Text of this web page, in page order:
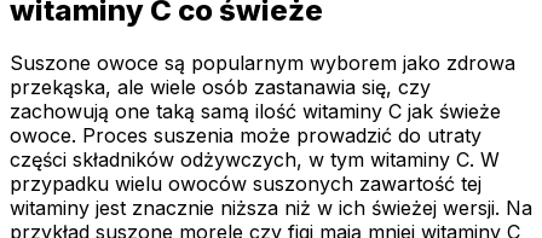
witaminy C co świeże
Suszone owoce są popularnym wyborem jako zdrowa
przekąska, ale wiele osób zastanawia się, czy
zachowują one taką samą ilość witaminy C jak świeże
owoce. Proces suszenia może prowadzić do utraty
części składników odżywczych, w tym witaminy C. W
przypadku wielu owoców suszonych zawartość tej
witaminy jest znacznie niższa niż w ich świeżej wersji. Na
przykład suszone morele czy figi mają mniej witaminy C